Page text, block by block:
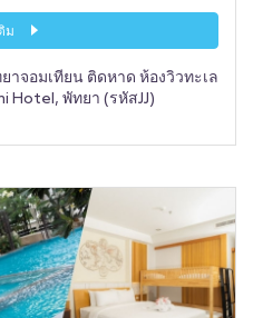
ม
จอมเทียน ติดหาด ห้องวิวทะเล
Hotel, พัทยา (รหัสJJ)